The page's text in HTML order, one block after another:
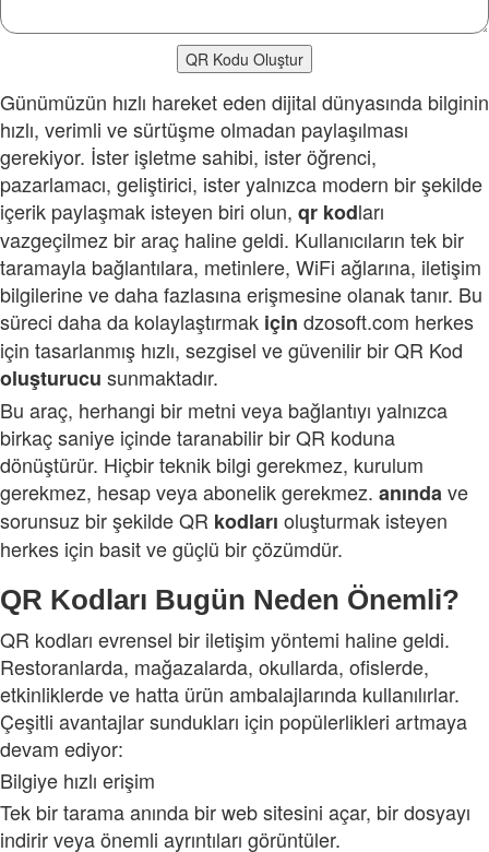
QR Kodu Oluştur
Günümüzün hızlı hareket eden dijital dünyasında bilginin
hızlı, verimli ve sürtüşme olmadan paylaşılması
gerekiyor. İster işletme sahibi, ister öğrenci,
pazarlamacı, geliştirici, ister yalnızca modern bir şekilde
içerik paylaşmak isteyen biri olun, qr kodları
vazgeçilmez bir araç haline geldi. Kullanıcıların tek bir
taramayla bağlantılara, metinlere, WiFi ağlarına, iletişim
bilgilerine ve daha fazlasına erişmesine olanak tanır. Bu
süreci daha da kolaylaştırmak için dzosoft.com herkes
için tasarlanmış hızlı, sezgisel ve güvenilir bir QR Kod
oluşturucu sunmaktadır.
Bu araç, herhangi bir metni veya bağlantıyı yalnızca
birkaç saniye içinde taranabilir bir QR koduna
dönüştürür. Hiçbir teknik bilgi gerekmez, kurulum
gerekmez, hesap veya abonelik gerekmez. anındave
sorunsuz bir şekilde QR kodları oluşturmak isteyen
herkes için basit ve güçlü bir çözümdür.
QR Kodları Bugün Neden Önemli?
QR kodları evrensel bir iletişim yöntemi haline geldi.
Restoranlarda, mağazalarda, okullarda, ofislerde,
etkinliklerde ve hatta ürün ambalajlarında kullanılırlar.
Çeşitli avantajlar sundukları için popülerlikleri artmaya
devam ediyor:
Bilgiye hızlı erişim
Tek bir tarama anında bir web sitesini açar, bir dosyayı
indirir veya önemli ayrıntıları görüntüler.